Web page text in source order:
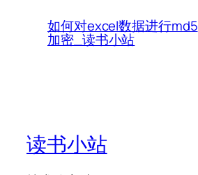
如何对excel数据进行md5
加密_读书小站
读书小站